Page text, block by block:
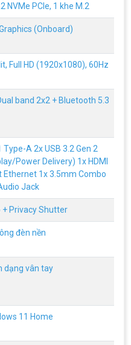
NVMe PCIe, 1 khe M.2
(Onboard)
Full HD (1920x1080), 60Hz
band 2x2 + Bluetooth 5.3
Type-A 2x USB 3.2 Gen 2
Power Delivery) 1x HDMI
Ethernet 1x 3.5mm Combo
Jack
+ Privacy Shutter
đèn nền
dạng vân tay
11 Home
game PC huyền thoại gắn liền
của game thủ Việt vào những
thủ Việt vào những năm 2000
RX 6600 XT
Tối Ưu
Dùng Tivi Thay Cho Màn
băn khoăn trong việc có nên sử
màn hình máy tính hay không? Vì
máy tính và tivi có rất nhiều sự
chúng ta cần cân nhắc trước khi
TRẢ GÓP HOME CREDIT TẠI VI
góp Công dân Việt Nam, độ tuổi
20-55 (nữ). Có CCCD/Thẻ Căn cước
hiệu lực. Không có lịch sử nợ xấu
2026